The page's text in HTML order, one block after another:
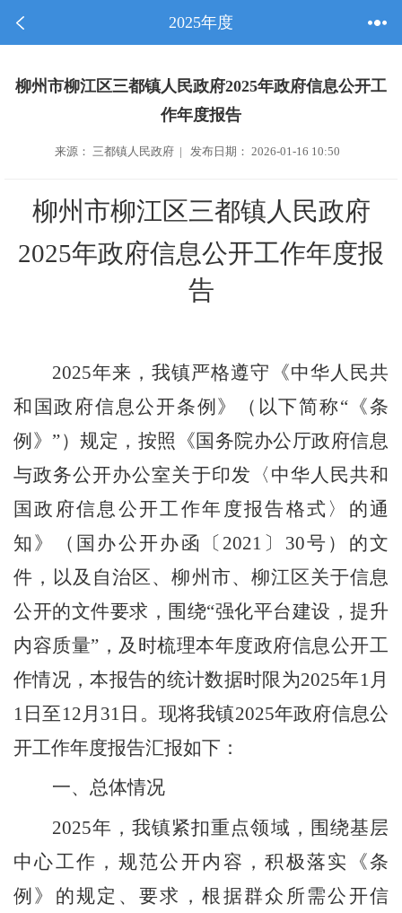
2025年度
柳州市柳江区三都镇人民政府2025年政府信息公开工
作年度报告
来源： 三都镇人民政府 | 发布日期： 2026-01-16 10:50
柳州市柳江区三都镇人民政府
2025年政府信息公开工作年度报
告
2025年来，我镇严格遵守《中华人民共
和国政府信息公开条例》（以下简称“《条
例》 ”）规定，按照《国务院办公厅政府信息
与政务公开办公室关于印发〈中华人民共和
国政府信息公开工作年度报告格式〉的通
知》（国办公开办函〔 2021 〕 30号）的文
件，以及自治区、柳州市、柳江区关于信息
公开的文件要求，围绕“强化平台建设，提升
内容质量”，及时梳理本年度政府信息公开工
作情况，本报告的统计数据时限为2025年1 月
1 日至12 月 31 日。现将我镇2025年政府信息公
开工作年度报告汇报如下：
一、总体情况
2025年，我镇紧扣重点领域，围绕基层
中心工作，规范公开内容，积极落实《条
例》的规定、要求，根据群众所需公开信